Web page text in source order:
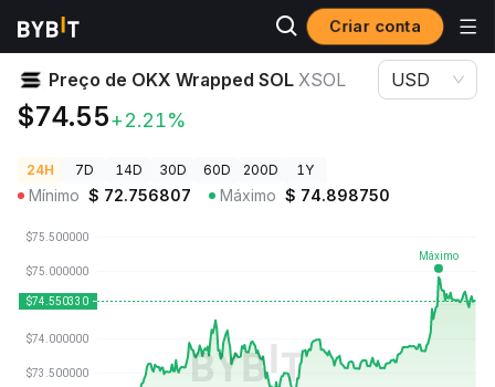
Criar conta
Preços de Criptomoedas Preço de OKX Wrapped SOL XSOL
Preço de OKX Wrapped SOL XSOL
$74.55+2.21%
USD
24H 7D 14D 30D 60D 200D 1Y
Mínimo $ 72.756807 Máximo $ 74.898750